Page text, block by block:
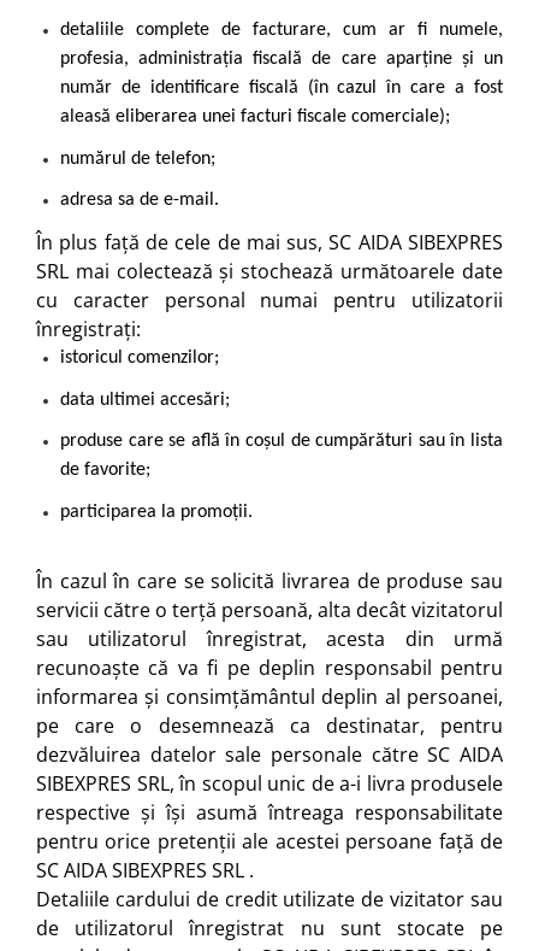
detaliile complete de facturare, cum ar fi numele,
profesia, administrația fiscală de care aparține și un
număr de identificare fiscală (în cazul în care a fost
aleasă eliberarea unei facturi fiscale comerciale);
numărul de telefon;
adresa sa de e-mail.
În plus față de cele de mai sus, SC AIDA SIBEXPRES
SRL mai colectează și stochează următoarele date
cu caracter personal numai pentru utilizatorii
înregistrați:
istoricul comenzilor;
data ultimei accesări;
produse care se află în coșul de cumpărături sau în lista
de favorite;
participarea la promoții.
În cazul în care se solicită livrarea de produse sau
servicii către o terță persoană, alta decât vizitatorul
sau utilizatorul înregistrat, acesta din urmă
recunoaște că va fi pe deplin responsabil pentru
informarea și consimțământul deplin al persoanei,
pe care o desemnează ca destinatar, pentru
dezvăluirea datelor sale personale către SC AIDA
SIBEXPRES SRL, în scopul unic de a-i livra produsele
respective și își asumă întreaga responsabilitate
pentru orice pretenții ale acestei persoane față de
SC AIDA SIBEXPRES SRL .
Detaliile cardului de credit utilizate de vizitator sau
de utilizatorul înregistrat nu sunt stocate pe